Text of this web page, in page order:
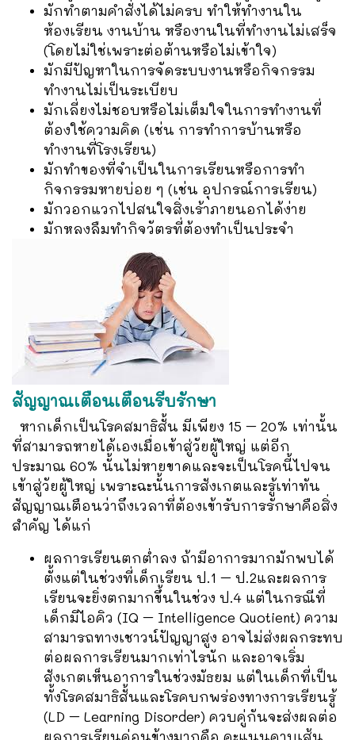
มักทำตามคำสั่งได้ไม่ครบ ทำให้ทำงานใน
ห้องเรียน งานบ้าน หรืองานในที่ทำงานไม่เสร็จ
(โดยไม่ใช่เพราะต่อต้านหรือไม่เข้าใจ)
มักมีปัญหาในการจัดระบบงานหรือกิจกรรม
ทำงานไม่เป็นระเบียบ
มักเลี่ยงไม่ชอบหรือไม่เต็มใจในการทำงานที่
ต้องใช้ความคิด (เช่น การทำการบ้านหรือ
ทำงานที่โรงเรียน)
มักทำของที่จำเป็นในการเรียนหรือการทำ
กิจกรรมหายบ่อย ๆ (เช่น อุปกรณ์การเรียน)
มักวอกแวกไปสนใจสิ่งเร้าภายนอกได้ง่าย
มักหลงลืมทำกิจวัตรที่ต้องทำเป็นประจำ
สัญญาณเตือนเตือนรีบรักษา
หากเด็กเป็นโรคสมาธิสั้น มีเพียง 15 – 20% เท่านั้น
ที่สามารถหายได้เองเมื่อเข้าสู่วัยผู้ใหญ่ แต่อีก
ประมาณ 60% นั้นไม่หายขาดและจะเป็นโรคนี้ไปจน
เข้าสู่วัยผู้ใหญ่ เพราะฉะนั้นการสังเกตและรู้เท่าทัน
สัญญาณเตือนว่าถึงเวลาที่ต้องเข้ารับการรักษาคือสิ่ง
สำคัญ ได้แก่
ผลการเรียนตกต่ำลง ถ้ามีอาการมากมักพบได้
ตั้งแต่ในช่วงที่เด็กเรียน ป.1 – ป.2และผลการ
เรียนจะยิ่งตกมากขึ้นในช่วง ป.4 แต่ในกรณีที่
เด็กมีไอคิว (IQ – Intelligence Quotient) ความ
สามารถทางเชาวน์ปัญญาสูง อาจไม่ส่งผลกระทบ
ต่อผลการเรียนมากเท่าไรนัก และอาจเริ่ม
สังเกตเห็นอาการในช่วงมัธยม แต่ในเด็กที่เป็น
ทั้งโรคสมาธิสั้นและโรคบกพร่องทางการเรียนรู้
(LD – Learning Disorder) ควบคู่กันจะส่งผลต่อ
ผลการเรียนค่อนข้างมากคือ คะแนนคาบเส้น